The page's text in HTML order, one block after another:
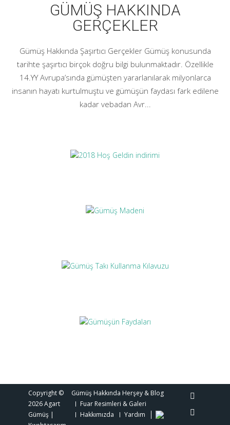
GÜMÜŞ HAKKINDA
GERÇEKLER
Gümüş Hakkında Şaşırtıcı Gerçekler Gümüş konusunda
tarihte şaşırtıcı birçok doğru bilgi bulunmaktadır. Özellikle
14.YY Avrupa’sında gümüşten yararlanılarak milyonlarca
insanın hayatı kurtulmuştu ve gümüşün faydası fark edilene
kadar vebadan Avr...
Copyright ©
2026Agart
Gümüş |
Gümüş Hakkında Herşey & Blog
Fuar Resimleri & Galeri
Hakkımızda
Yardım